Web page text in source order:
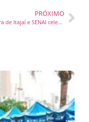
PRÓXIMO
Prefeitura de Itajaí e SENAI celebram sucesso do Programa de Iniciação Profissional